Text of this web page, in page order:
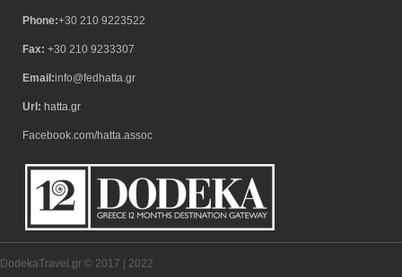
Phone:+30 210 9223522
Fax: +30 210 9233307
Email:info@fedhatta.gr
Url: hatta.gr
Facebook.com/hatta.assoc
DodekaTravel.gr © 2017 | 2022